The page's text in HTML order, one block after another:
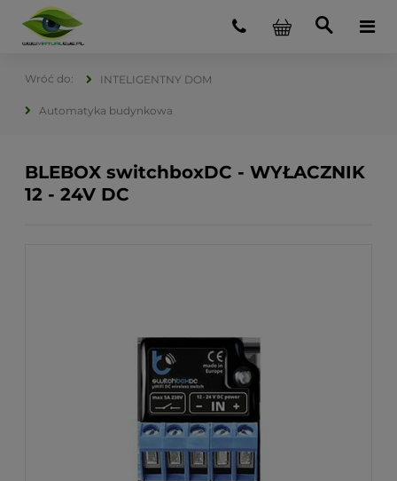
INTELIGENTNY DOM
Automatyka budynkowa
BLEBOX switchboxDC - WYŁACZNIK
12 - 24V DC